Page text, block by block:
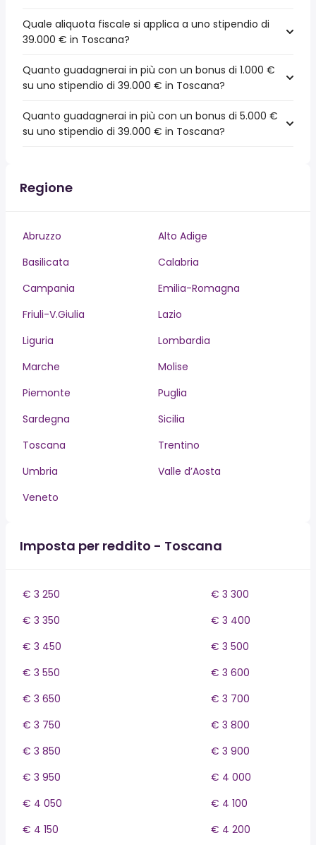
Quale aliquota fiscale si applica a uno stipendio di
39.000 € in Toscana?
Quanto guadagnerai in più con un bonus di 1.000 €
su uno stipendio di 39.000 € in Toscana?
Quanto guadagnerai in più con un bonus di 5.000 €
su uno stipendio di 39.000 € in Toscana?
Regione
Abruzzo
Alto Adige
Basilicata
Calabria
Campania
Emilia-Romagna
Friuli-V.Giulia
Lazio
Liguria
Lombardia
Marche
Molise
Piemonte
Puglia
Sardegna
Sicilia
Toscana
Trentino
Umbria
Valle d’Aosta
Veneto
Imposta per reddito - Toscana
€ 3 250
€ 3 300
€ 3 350
€ 3 400
€ 3 450
€ 3 500
€ 3 550
€ 3 600
€ 3 650
€ 3 700
€ 3 750
€ 3 800
€ 3 850
€ 3 900
€ 3 950
€ 4 000
€ 4 050
€ 4 100
€ 4 150
€ 4 200